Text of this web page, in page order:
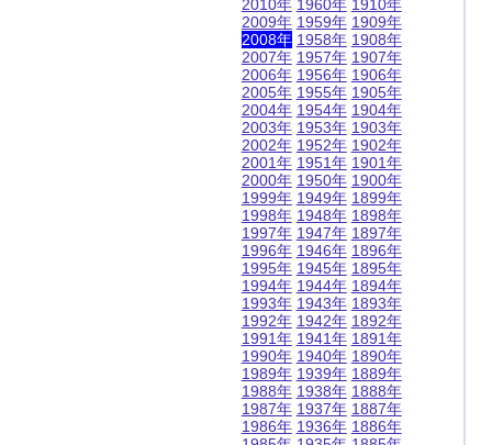
2010年
2009年
2008年
2007年
2006年
2005年
2004年
2003年
2002年
2001年
2000年
1999年
1998年
1997年
1996年
1995年
1994年
1993年
1992年
1991年
1990年
1989年
1988年
1987年
1986年
1960年
1959年
1958年
1957年
1956年
1955年
1954年
1953年
1952年
1951年
1950年
1949年
1948年
1947年
1946年
1945年
1944年
1943年
1942年
1941年
1940年
1939年
1938年
1937年
1936年
1910年
1909年
1908年
1907年
1906年
1905年
1904年
1903年
1902年
1901年
1900年
1899年
1898年
1897年
1896年
1895年
1894年
1893年
1892年
1891年
1890年
1889年
1888年
1887年
1886年